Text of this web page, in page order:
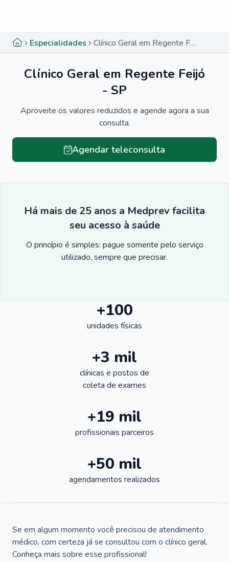
Especialidades Clínico Geral em Regente Feijó - SP
Clínico Geral em Regente Feijó
- SP
Aproveite os valores reduzidos e agende agora a sua
consulta.
Agendar teleconsulta
Há mais de 25 anos a Medprev facilita
seu acesso à saúde
O princípio é simples: pague somente pelo serviço
utilizado, sempre que precisar.
+100
unidades físicas
+3 mil
clínicas e postos de
coleta de exames
+19 mil
profissionais parceiros
+50 mil
agendamentos realizados
Se em algum momento você precisou de atendimento
médico, com certeza já se consultou com o clínico geral.
Conheça mais sobre esse profissional!